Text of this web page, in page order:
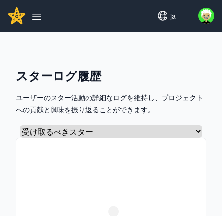
GITHUBSTAR
Open main menu
Set language
ja Open
スターログ履歴
ユーザーのスター活動の詳細なログを維持し、プロジェクト
への貢献と興味を振り返ることができます。
タブを選択